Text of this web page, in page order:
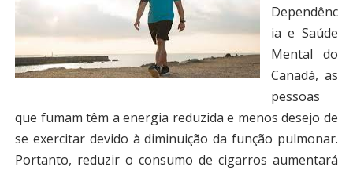
Dependênc
ia e Saúde
Mental do
Canadá, as
pessoas
que fumam têm a energia reduzida e menos desejo de
se exercitar devido à diminuição da função pulmonar.
Portanto, reduzir o consumo de cigarros aumentará